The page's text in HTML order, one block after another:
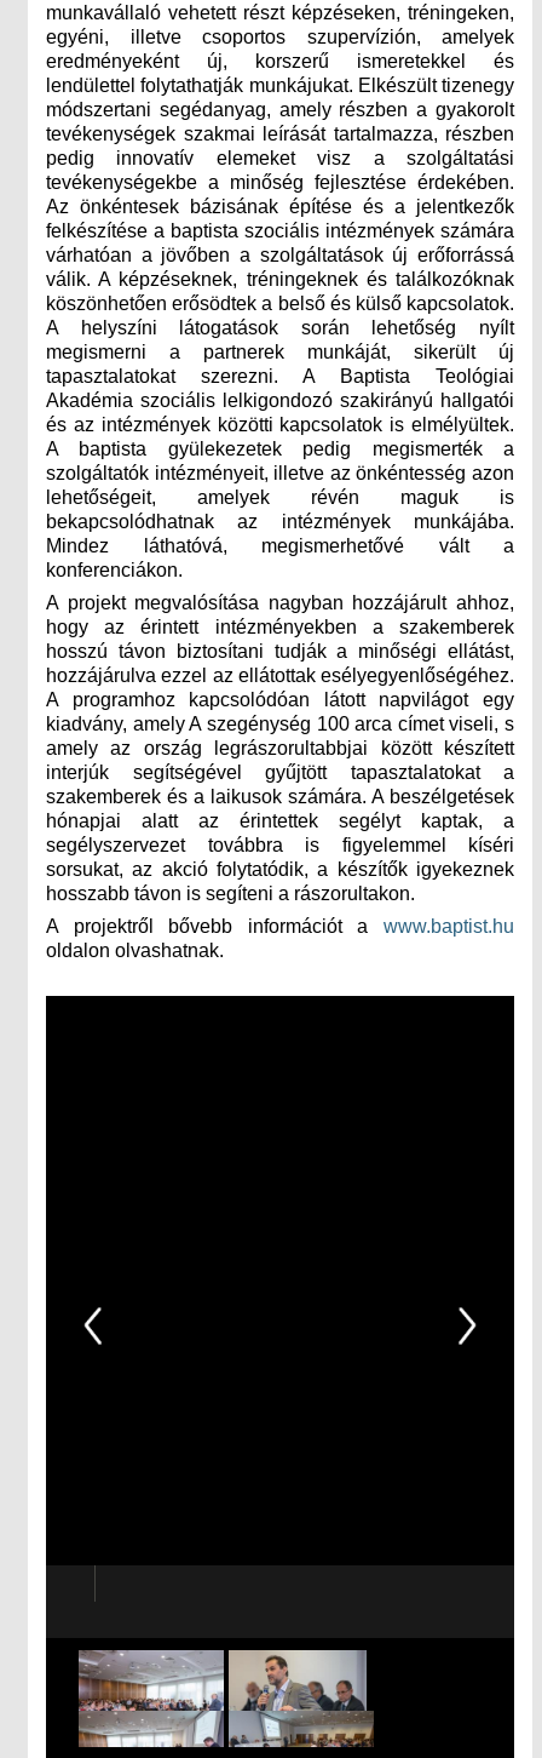
munkavállaló vehetett részt képzéseken, tréningeken,
egyéni, illetve csoportos szupervízión, amelyek
eredményeként új, korszerű ismeretekkel és
lendülettel folytathatják munkájukat. Elkészült tizenegy
módszertani segédanyag, amely részben a gyakorolt
tevékenységek szakmai leírását tartalmazza, részben
pedig innovatív elemeket visz a szolgáltatási
tevékenységekbe a minőség fejlesztése érdekében.
Az önkéntesek bázisának építése és a jelentkezők
felkészítése a baptista szociális intézmények számára
várhatóan a jövőben a szolgáltatások új erőforrássá
válik. A képzéseknek, tréningeknek és találkozóknak
köszönhetően erősödtek a belső és külső kapcsolatok.
A helyszíni látogatások során lehetőség nyílt
megismerni a partnerek munkáját, sikerült új
tapasztalatokat szerezni. A Baptista Teológiai
Akadémia szociális lelkigondozó szakirányú hallgatói
és az intézmények közötti kapcsolatok is elmélyültek.
A baptista gyülekezetek pedig megismerték a
szolgáltatók intézményeit, illetve az önkéntesség azon
lehetőségeit, amelyek révén maguk is
bekapcsolódhatnak az intézmények munkájába.
Mindez láthatóvá, megismerhetővé vált a
konferenciákon.
A projekt megvalósítása nagyban hozzájárult ahhoz,
hogy az érintett intézményekben a szakemberek
hosszú távon biztosítani tudják a minőségi ellátást,
hozzájárulva ezzel az ellátottak esélyegyenlőségéhez.
A programhoz kapcsolódóan látott napvilágot egy
kiadvány, amely A szegénység 100 arca címet viseli, s
amely az ország legrászorultabbjai között készített
interjúk segítségével gyűjtött tapasztalatokat a
szakemberek és a laikusok számára. A beszélgetések
hónapjai alatt az érintettek segélyt kaptak, a
segélyszervezet továbbra is figyelemmel kíséri
sorsukat, az akció folytatódik, a készítők igyekeznek
hosszabb távon is segíteni a rászorultakon.
A projektről bővebb információt a www.baptist.hu
oldalon olvashatnak.